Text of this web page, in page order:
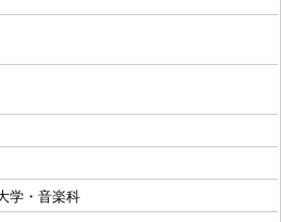
学・音楽科